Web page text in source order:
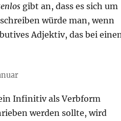
gibt an, dass es sich um
würde man, wenn
Adjektiv, das bei
Infinitiv als Verbform
werden sollte, wird